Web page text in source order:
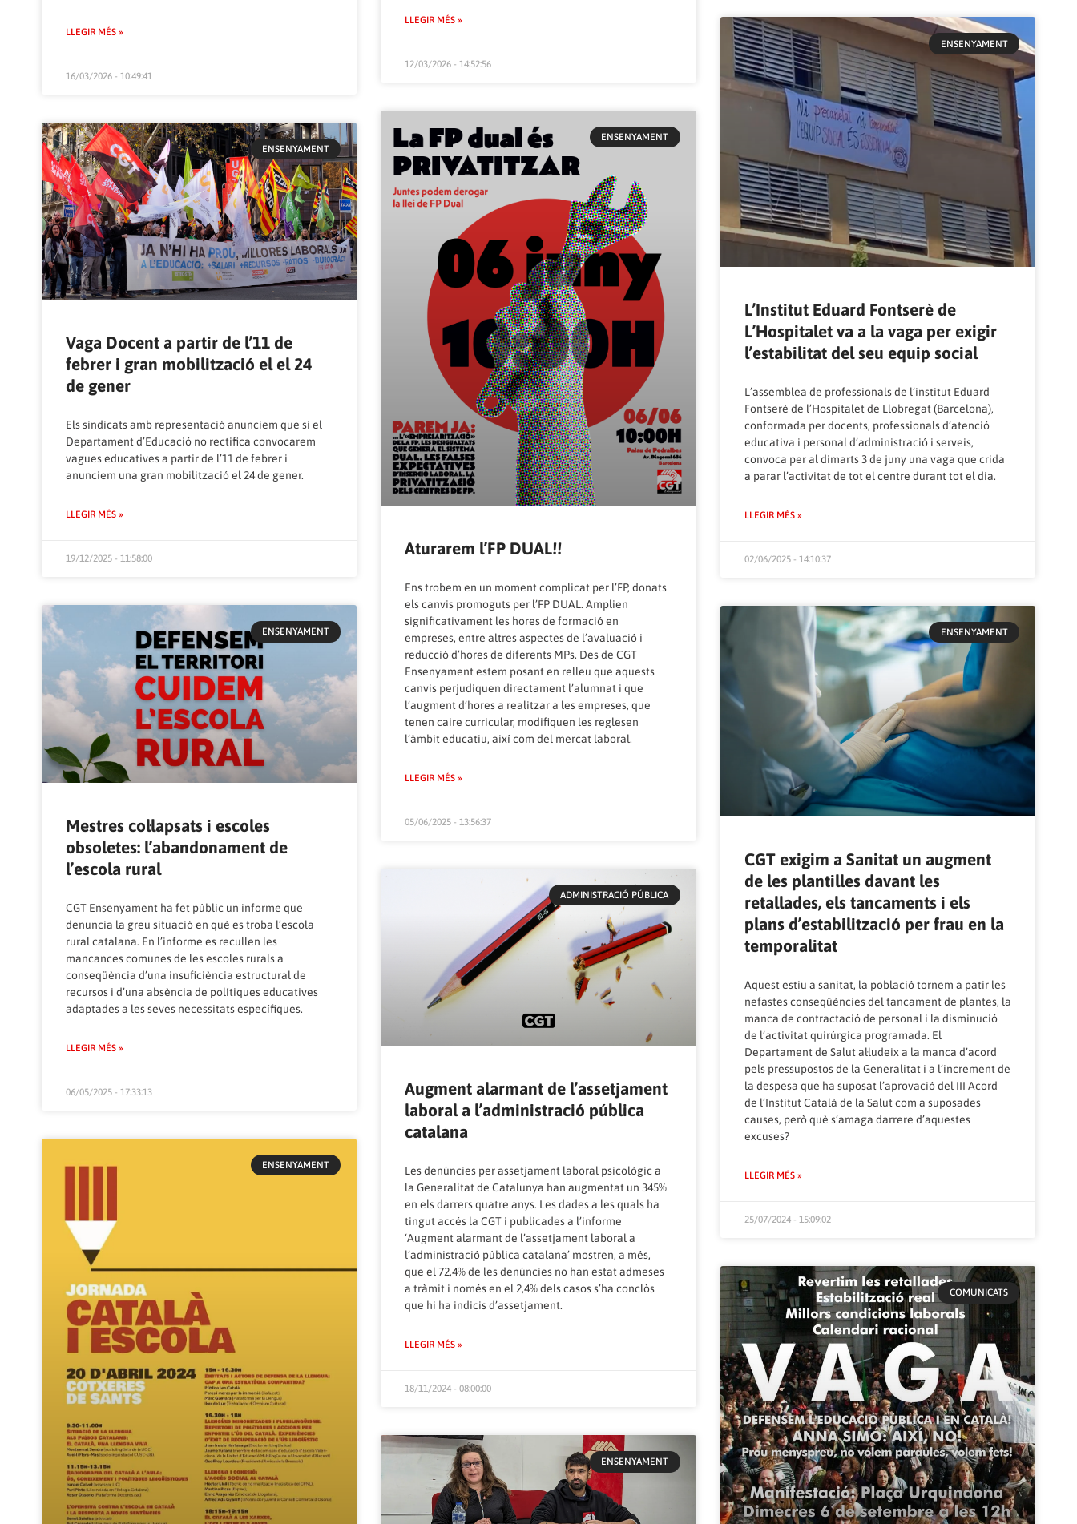
LLEGIR MÉS »
16/03/2026 - 10:49:41
LLEGIR MÉS »
12/03/2026 - 14:52:56
ENSENYAMENT
Vaga Docent a partir de l’11 de
febrer i gran mobilització el el 24
de gener
Els sindicats amb representació anunciem que si el
Departament d’Educació no rectifica convocarem
vagues educatives a partir de l’11 de febrer i
anunciem una gran mobilització el 24 de gener.
LLEGIR MÉS »
19/12/2025 - 11:58:00
ENSENYAMENT
Aturarem l’FP DUAL!!
Ens trobem en un moment complicat per l’FP, donats
els canvis promoguts per l’FP DUAL. Amplien
significativament les hores de formació en
empreses, entre altres aspectes de l’avaluació i
reducció d’hores de diferents MPs. Des de CGT
Ensenyament estem posant en relleu que aquests
canvis perjudiquen directament l’alumnat i que
l’augment d’hores a realitzar a les empreses, que
tenen caire curricular, modifiquen les reglesen
l’àmbit educatiu, així com del mercat laboral.
LLEGIR MÉS »
05/06/2025 - 13:56:37
ENSENYAMENT
L’Institut Eduard Fontserè de
L’Hospitalet va a la vaga per exigir
l’estabilitat del seu equip social
L’assemblea de professionals de l’institut Eduard
Fontserè de l’Hospitalet de Llobregat (Barcelona),
conformada per docents, professionals d’atenció
educativa i personal d’administració i serveis,
convoca per al dimarts 3 de juny una vaga que crida
a parar l’activitat de tot el centre durant tot el dia.
LLEGIR MÉS »
02/06/2025 - 14:10:37
ENSENYAMENT
Mestres col·lapsats i escoles
obsoletes: l’abandonament de
l’escola rural
CGT Ensenyament ha fet públic un informe que
denuncia la greu situació en què es troba l’escola
rural catalana. En l’informe es recullen les
mancances comunes de les escoles rurals a
conseqüència d’una insuficiència estructural de
recursos i d’una absència de polítiques educatives
adaptades a les seves necessitats específiques.
LLEGIR MÉS »
06/05/2025 - 17:33:13
ADMINISTRACIÓ PÚBLICA
Augment alarmant de l’assetjament
laboral a l’administració pública
catalana
Les denúncies per assetjament laboral psicològic a
la Generalitat de Catalunya han augmentat un 345%
en els darrers quatre anys. Les dades a les quals ha
tingut accés la CGT i publicades a l’informe
‘Augment alarmant de l’assetjament laboral a
l’administració pública catalana’ mostren, a més,
que el 72,4% de les denúncies no han estat admeses
a tràmit i només en el 2,4% dels casos s’ha conclòs
que hi ha indicis d’assetjament.
LLEGIR MÉS »
18/11/2024 - 08:00:00
ENSENYAMENT
CGT exigim a Sanitat un augment
de les plantilles davant les
retallades, els tancaments i els
plans d’estabilització per frau en la
temporalitat
Aquest estiu a sanitat, la població tornem a patir les
nefastes conseqüències del tancament de plantes, la
manca de contractació de personal i la disminució
de l’activitat quirúrgica programada. El
Departament de Salut al·ludeix a la manca d’acord
pels pressupostos de la Generalitat i a l’increment de
la despesa que ha suposat l’aprovació del III Acord
de l’Institut Català de la Salut com a suposades
causes, però què s’amaga darrere d’aquestes
excuses?
LLEGIR MÉS »
25/07/2024 - 15:09:02
ENSENYAMENT
ENSENYAMENT
COMUNICATS